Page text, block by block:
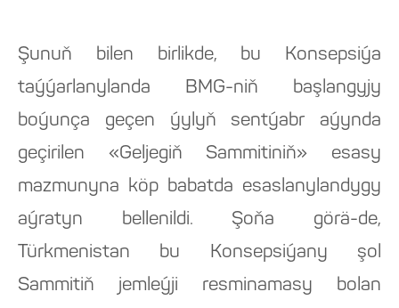
Şunuň bilen birlikde, bu Konsepsiýa
taýýarlanylanda BMG-niň başlangyjy
boýunça geçen ýylyň sentýabr aýynda
geçirilen «Geljegiň Sammitiniň» esasy
mazmunyna köp babatda esaslanylandygy
aýratyn bellenildi. Şoňa görä-de,
Türkmenistan bu Konsepsiýany şol
Sammitiň jemleýji resminamasy bolan